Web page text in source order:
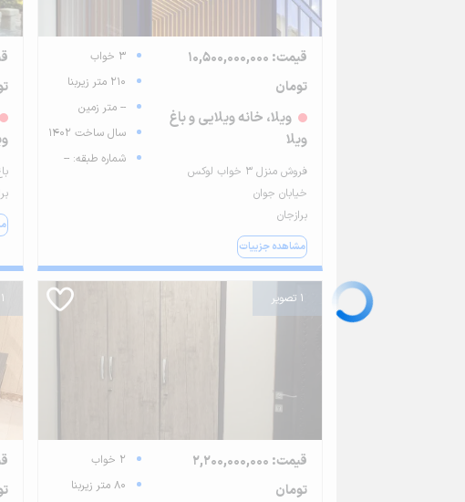
قیمت: 10,500,000,000
تومان
ویلا، خانه ویلایی و باغ
ویلا
فروش منزل ۳ خواب لوکس
خیابان جوان
برازجان
مشاهده جزییات
3 خواب
210 متر زیربنا
-- متر زمین
سال ساخت 1402
شماره طبقه: --
1 تصویر
قیمت: 2,200,000,000
تومان
2 خواب
80 متر زیربنا
1 تصویر